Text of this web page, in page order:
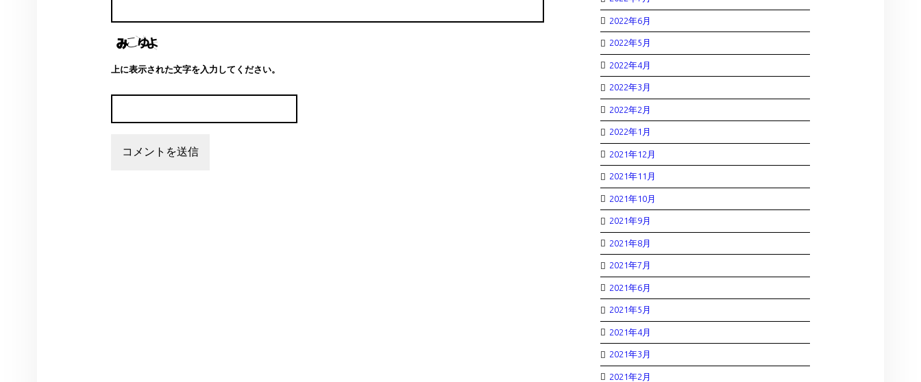
上に表示された文字を入力してください。
2022年6月
2022年5月
2022年4月
2022年3月
2022年2月
2022年1月
2021年12月
2021年11月
2021年10月
2021年9月
2021年8月
2021年7月
2021年6月
2021年5月
2021年4月
2021年3月
2021年2月